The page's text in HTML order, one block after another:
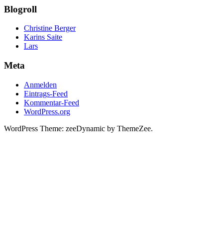
Blogroll
Christine Berger
Karins Saite
Lars
Meta
Anmelden
Eintrags-Feed
Kommentar-Feed
WordPress.org
WordPress Theme: zeeDynamic by ThemeZee.